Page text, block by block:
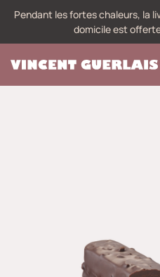
Pendant les fortes chaleurs, la
domicile est